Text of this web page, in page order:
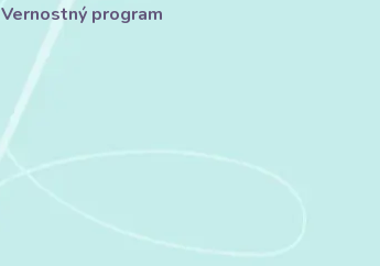
Vernostný program